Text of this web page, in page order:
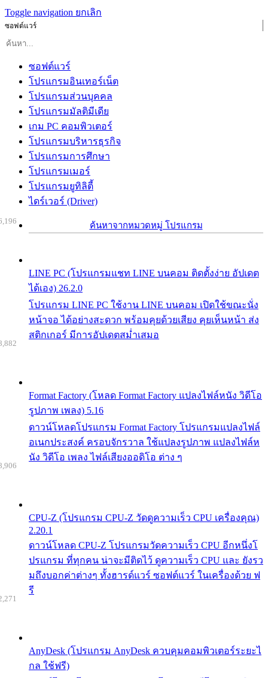
Toggle navigation ยกเลิก
ซอฟต์แวร์
ซอฟต์แวร์
โปรแกรมอินเทอร์เน็ต
โปรแกรมส่วนบุคคล
โปรแกรมมัลติมีเดีย
เกม PC คอมพิวเตอร์
โปรแกรมบริหารธุรกิจ
โปรแกรมการศึกษา
โปรแกรมเมอร์
โปรแกรมยูทิลิตี้
ไดร์เวอร์ (Driver)
ค้นหาจากหมวดหมู่ โปรแกรม
LINE PC (โปรแกรมแชท LINE บนคอม ติดตั้งง่าย อัปเดต
ได้เอง) 26.2.0
โปรแกรม LINE PC ใช้งาน LINE บนคอม เปิดใช้ขณะนั่ง
หน้าจอ ได้อย่างสะดวก พร้อมคุยด้วยเสียง คุยเห็นหน้า ส่ง
สติกเกอร์ มีการอัปเดตสม่ำเสมอ
Format Factory (โหลด Format Factory แปลงไฟล์หนัง วิดีโอ
รูปภาพ เพลง) 5.16
ดาวน์โหลดโปรแกรม Format Factory โปรแกรมแปลงไฟล์
อเนกประสงค์ ครอบจักรวาล ใช้แปลงรูปภาพ แปลงไฟล์ห
นัง วิดีโอ เพลง ไฟล์เสียงออดิโอ ต่าง ๆ
CPU-Z (โปรแกรม CPU-Z วัดดูความเร็ว CPU เครื่องคุณ)
2.20.1
ดาวน์โหลด CPU-Z โปรแกรมวัดความเร็ว CPU อีกหนึ่งโ
ปรแกรม ที่ทุกคน น่าจะมีติดไว้ ดูความเร็ว CPU และ ยังรว
มถึงบอกค่าต่างๆ ทั้งฮารด์แวร์ ซอฟต์แวร์ ในเครื่องด้วย ฟ
รี
AnyDesk (โปรแกรม AnyDesk ควบคุมคอมพิวเตอร์ระยะไ
กล ใช้ฟรี)